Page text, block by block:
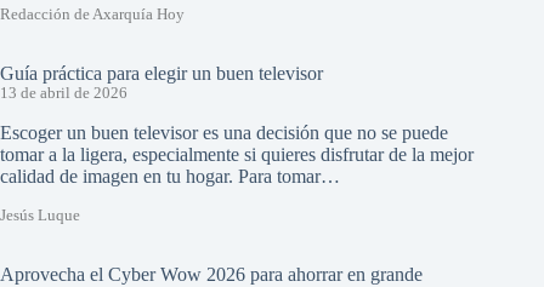
Redacción de Axarquía Hoy
Guía práctica para elegir un buen televisor
13 de abril de 2026
Escoger un buen televisor es una decisión que no se puede
tomar a la ligera, especialmente si quieres disfrutar de la mejor
calidad de imagen en tu hogar. Para tomar…
Jesús Luque
Aprovecha el Cyber Wow 2026 para ahorrar en grande